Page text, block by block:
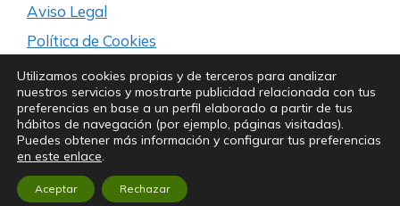
Aviso Legal
Política de Cookies
Síguenos para estar a la última
Copyright© Kubik Experience
Utilizamos cookies propias y de terceros para analizar
nuestros servicios y mostrarte publicidad relacionada con tus
preferencias en base a un perfil elaborado a partir de tus
hábitos de navegación (por ejemplo, páginas visitadas).
Puedes obtener más información y configurar tus preferencias
en este enlace.
Aceptar Rechazar